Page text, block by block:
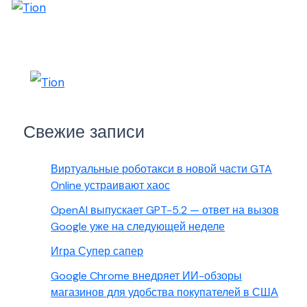
Свежие записи
Виртуальные роботакси в новой части GTA
Online устраивают хаос
OpenAI выпускает GPT-5.2 — ответ на вызов
Google уже на следующей неделе
Игра Супер сапер
Google Chrome внедряет ИИ-обзоры
магазинов для удобства покупателей в США